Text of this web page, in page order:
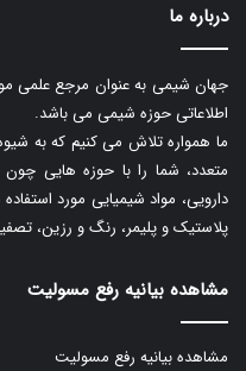
درباره ما
جهان شیمی به عنوان مرجع علمی
اطلاعاتی حوزه شیمی می باشد.
ما همواره تلاش می کنیم که به
متعدد، شما را با حوزه هایی
دارویی، مواد شیمیایی مورد
پلاستیک و پلیمر، رنگ و رزین،
مشاهده بیانیه رفع مسولیت
مشاهده بیانیه رفع مسولیت